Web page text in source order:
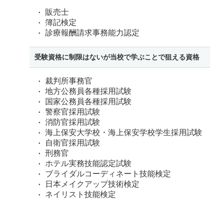
販売士
簿記検定
診療報酬請求事務能力認定
受験資格に制限はないが当校で学ぶことで狙える資格
裁判所事務官
地方公務員各種採用試験
国家公務員各種採用試験
警察官採用試験
消防官採用試験
海上保安大学校・海上保安学校学生採用試験
自衛官採用試験
刑務官
ホテル実務技能認定試験
ブライダルコーディネート技能検定
日本メイクアップ技術検定
ネイリスト技能検定